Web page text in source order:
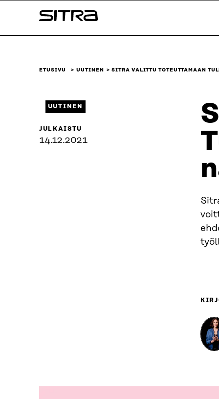
sisältöön
Sitra
ETUSIVU UUTINEN SITRA VALITTU TOTEUTTAMAAN
UUTINEN
JULKAISTU
14.12.2021